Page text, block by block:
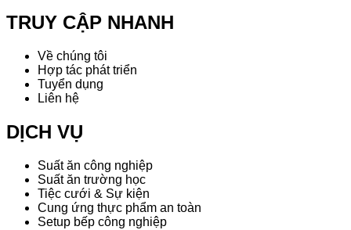
TRUY CẬP NHANH
Về chúng tôi
Hợp tác phát triển
Tuyển dụng
Liên hệ
DỊCH VỤ
Suất ăn công nghiệp
Suất ăn trường học
Tiệc cưới & Sự kiện
Cung ứng thực phẩm an toàn
Setup bếp công nghiệp